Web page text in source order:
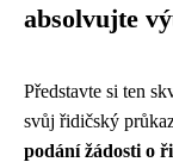
absolvujte
Představte si ten
svůj řidičský
podání žádosti o